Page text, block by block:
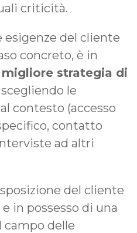
criticità.
esigenze del cliente
concreto, è in
migliore strategia di
scegliendo le
contesto (accesso
contatto
ad altri
del cliente
e in possesso di una
campo delle